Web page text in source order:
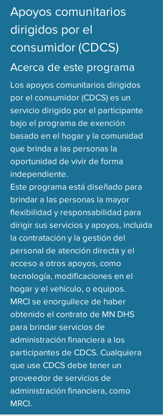
Apoyos comunitarios
dirigidos por el
consumidor (CDCS)
Acerca de este programa
Los apoyos comunitarios dirigidos
por el consumidor (CDCS) es un
servicio dirigido por el participante
bajo el programa de exención
basado en el hogar y la comunidad
que brinda a las personas la
oportunidad de vivir de forma
independiente.
Este programa está diseñado para
brindar a las personas la mayor
flexibilidad y responsabilidad para
dirigir sus servicios y apoyos, incluida
la contratación y la gestión del
personal de atención directa y el
acceso a otros apoyos, como
tecnología, modificaciones en el
hogar y el vehículo, o equipos.
MRCI se enorgullece de haber
obtenido el contrato de MN DHS
para brindar servicios de
administración financiera a los
participantes de CDCS. Cualquiera
que use CDCS debe tener un
proveedor de servicios de
administración financiera, como
MRCI.